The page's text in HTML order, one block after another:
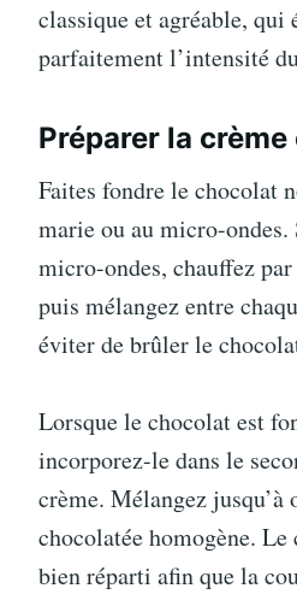
classique et agréable, qui
parfaitement l’intensité
Préparer la
Faites fondre le chocolat
marie ou au micro-
micro-ondes, chauffez
puis mélangez entre
éviter de brûler le
Lorsque le chocolat est
incorporez-le dans le
crème. Mélangez jusqu’à
chocolatée homogène.
bien réparti afin que la